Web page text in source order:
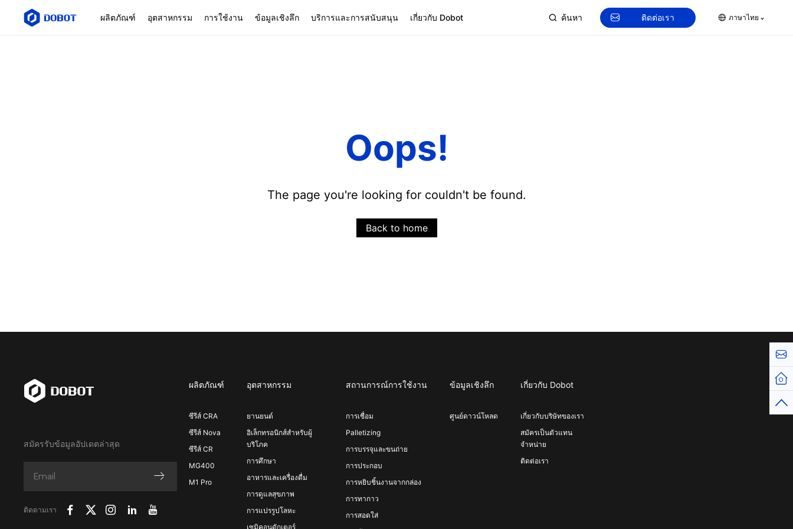
ผลิตภัณฑ์ อุตสาหกรรม การใช้งาน ข้อมูลเชิงลึก บริการและการสนับสนุน เกี่ยวกับ Dobot ค้นหา ติดต่อเรา ภาษาไทย
Oops!
The page you're looking for couldn't be found.
Back to home
สมัครรับข้อมูลอัปเดตล่าสุด
ติดตามเรา
ผลิตภัณฑ์
ซีรีส์ CRA
ซีรีส์ Nova
ซีรีส์ CR
MG400
M1 Pro
อุตสาหกรรม
ยานยนต์
อิเล็กทรอนิกส์สำหรับผู้
บริโภค
การศึกษา
อาหารและเครื่องดื่ม
การดูแลสุขภาพ
การแปรรูปโลหะ
เซมิคอนดักเตอร์
สถานการณ์การใช้งาน
การเชื่อม
Palletizing
การบรรจุและขนถ่าย
การประกอบ
การหยิบชิ้นงานจากกล่อง
การทากาว
การสอดใส่
ข้อมูลเชิงลึก
ศูนย์ดาวน์โหลด
เกี่ยวกับ Dobot
เกี่ยวกับบริษัทของเรา
สมัครเป็นตัวแทน
จำหน่าย
ติดต่อเรา
Top